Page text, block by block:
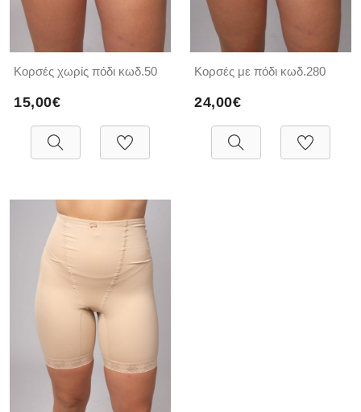
Κορσές χωρίς πόδι κωδ.50
15,00€
Κορσές με πόδι κωδ.280
24,00€